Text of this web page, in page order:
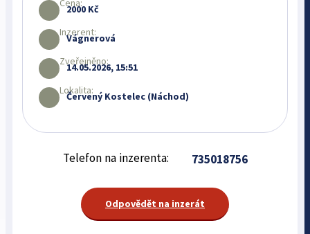
Cena:
2000 Kč
Inzerent:
Vágnerová
Zveřejněno:
14.05.2026, 15:51
Lokalita:
Červený Kostelec (Náchod)
Telefon na inzerenta: 735018756
Odpovědět na inzerát